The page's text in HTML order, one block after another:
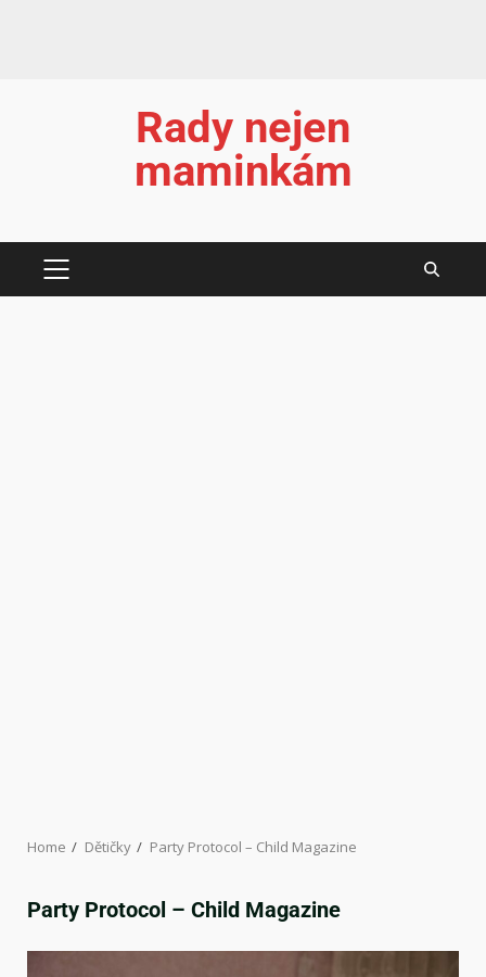
Rady nejen
maminkám
Home Dětičky Party Protocol – Child Magazine
Party Protocol – Child Magazine